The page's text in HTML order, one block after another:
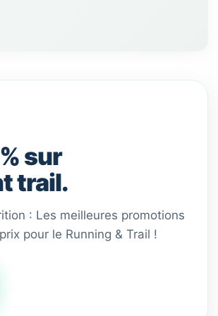
sur
trail.
: Les meilleures promotions
pour le Running & Trail !